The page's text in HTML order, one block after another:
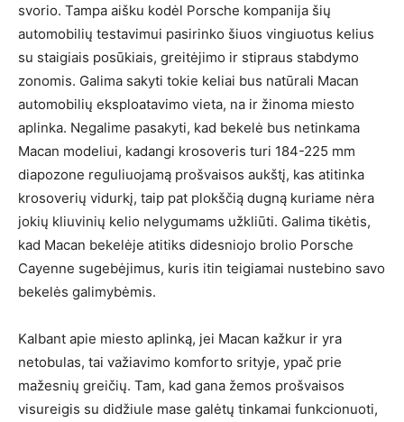
svorio. Tampa aišku kodėl Porsche kompanija šių
automobilių testavimui pasirinko šiuos vingiuotus kelius
su staigiais posūkiais, greitėjimo ir stipraus stabdymo
zonomis. Galima sakyti tokie keliai bus natūrali Macan
automobilių eksploatavimo vieta, na ir žinoma miesto
aplinka. Negalime pasakyti, kad bekelė bus netinkama
Macan modeliui, kadangi krosoveris turi 184-225 mm
diapozone reguliuojamą prošvaisos aukštį, kas atitinka
krosoverių vidurkį, taip pat plokščią dugną kuriame nėra
jokių kliuvinių kelio nelygumams užkliūti. Galima tikėtis,
kad Macan bekelėje atitiks didesniojo brolio Porsche
Cayenne sugebėjimus, kuris itin teigiamai nustebino savo
bekelės galimybėmis.
Kalbant apie miesto aplinką, jei Macan kažkur ir yra
netobulas, tai važiavimo komforto srityje, ypač prie
mažesnių greičių. Tam, kad gana žemos prošvaisos
visureigis su didžiule mase galėtų tinkamai funkcionuoti,